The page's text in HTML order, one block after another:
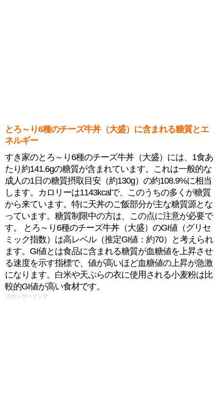
とろ～り6種のチーズ牛丼（大盛）に含まれる糖質とエ
ネルギー
すき家のとろ～り6種のチーズ牛丼（大盛）には、1食あ
たり約141.6gの糖質が含まれています。これは一般的な
成人の1日の糖質摂取目安（約130g）の約108.9%に相当
します。カロリーは1143kcalで、このうちの多くが糖質
から来ています。特に天丼のご飯部分が主な糖質源とな
っています。糖質制限中の方は、この点に注意が必要で
す。 とろ～り6種のチーズ牛丼（大盛）のGI値（グリセ
ミック指数）は高レベル（推定GI値：約70）と考えられ
ます。GI値とは食品に含まれる糖質が血糖値を上昇させ
る速度を示す指標で、値が高いほど血糖値の上昇が急激
になります。白米や天ぷらの衣に使用される小麦粉は比
較的GI値が高い食材です。
スポンサーリンク